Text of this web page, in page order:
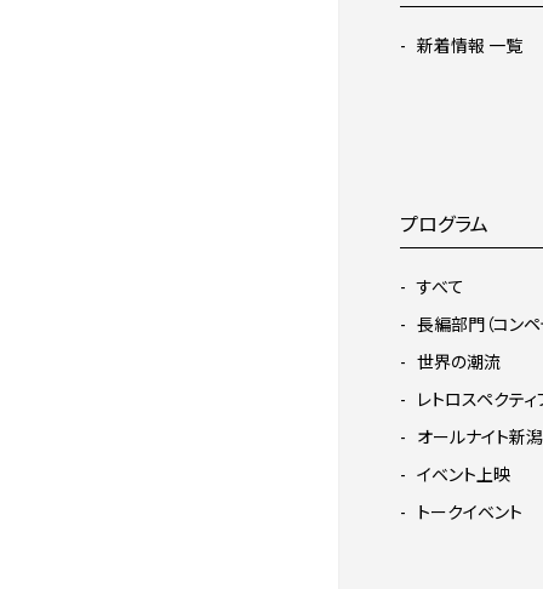
新着情報 一覧
プログラム
すべて
長編部門（コンペ
世界の潮流
レトロスペクティ
オールナイト新潟
イベント上映
トークイベント